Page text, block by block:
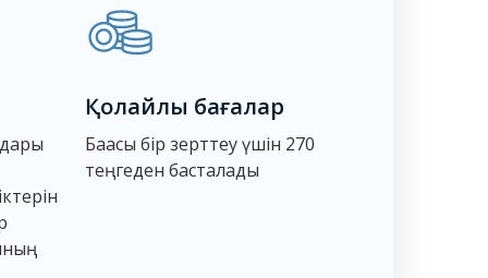
Қолайлы бағалар
Бағасы бір зерттеу үшін 270
теңгеден басталады